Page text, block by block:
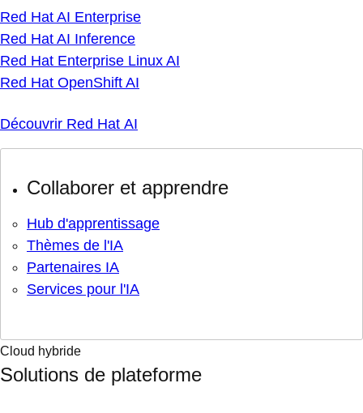
Red Hat AI Enterprise
Red Hat AI Inference
Red Hat Enterprise Linux AI
Red Hat OpenShift AI
Découvrir Red Hat AI
Collaborer et apprendre
Hub d'apprentissage
Thèmes de l'IA
Partenaires IA
Services pour l'IA
Cloud hybride
Solutions de plateforme